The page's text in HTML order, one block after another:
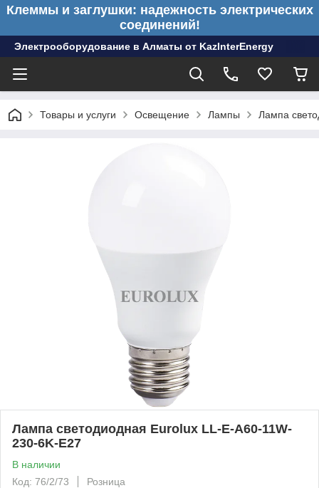
Клеммы и заглушки: надежность электрических
соединений!
Электрооборудование в Алматы от KazInterEnergy
Товары и услуги Освещение Лампы Лампа
Лампа светодиодная Eurolux LL-E-A60-11W-
230-6K-E27
В наличии
Код: 76/2/73
Розница